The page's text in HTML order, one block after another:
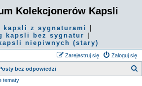
Kolekcjonerów Kapsli
kapsli z sygnaturami
kapsli bez sygnatur
niepiwnych (stary)
Zaloguj się
Zarejestruj się
bez odpowiedzi
tematy